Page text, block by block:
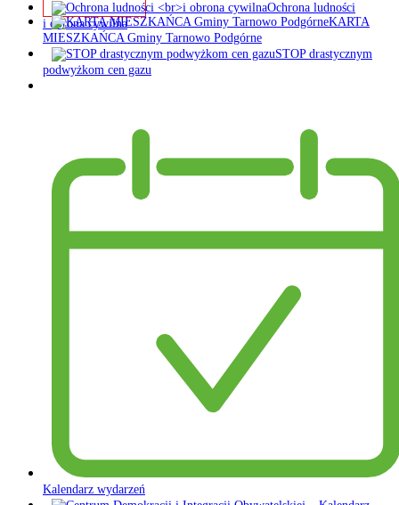
Ochrona ludności
i obrona cywilna
KARTA
MIESZKAŃCA Gminy Tarnowo Podgórne
STOP drastycznym
podwyżkom cen gazu
Kalendarz wydarzeń